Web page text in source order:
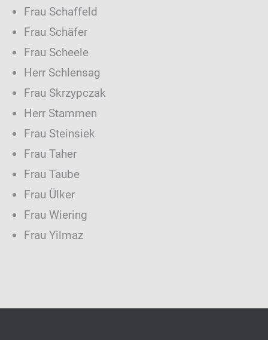
Frau Schaffeld
Frau Schäfer
Frau Scheele
Herr Schlensag
Frau Skrzypczak
Herr Stammen
Frau Steinsiek
Frau Taher
Frau Taube
Frau Ülker
Frau Wiering
Frau Yilmaz